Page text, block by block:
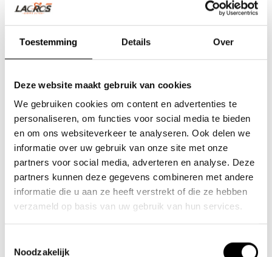
Toestemming Details Over
Deze website maakt gebruik van cookies
We gebruiken cookies om content en advertenties te
personaliseren, om functies voor social media te bieden
en om ons websiteverkeer te analyseren. Ook delen we
informatie over uw gebruik van onze site met onze
partners voor social media, adverteren en analyse. Deze
partners kunnen deze gegevens combineren met andere
informatie die u aan ze heeft verstrekt of die ze hebben
verzameld op basis van uw gebruik van hun services.
Noodzakelijk
Team Lacros
Nieuwe Eerdsebaan 16, 5482 VS Schijndel Nederland